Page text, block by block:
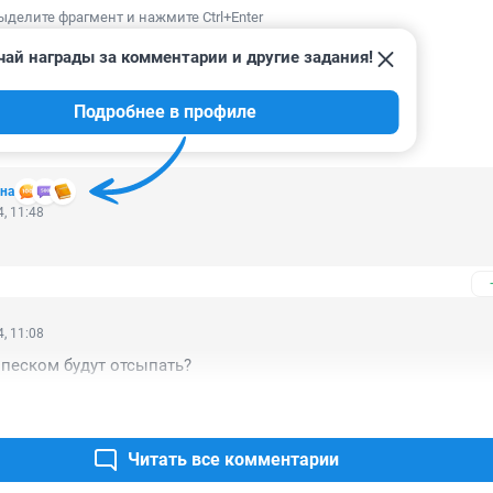
фрагмент и нажмите Ctrl+Enter
37
награды за комментарии и другие задания!
Подробнее в профиле
11:48
11:08
будут отсыпать?
Читать все комментарии